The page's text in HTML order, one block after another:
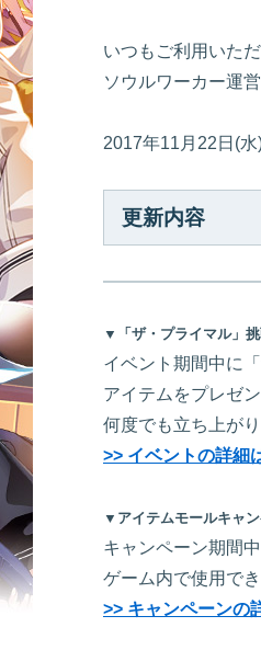
いつもご利用いた
ソウルワーカー運
2017年11月22日(
更新内容
▼「ザ・プライマル」挑
イベント期間中に
アイテムをプレゼ
何度でも立ち上が
>> イベントの詳細
▼アイテムモールキャン
キャンペーン期間
ゲーム内で使用で
>> キャンペーンの